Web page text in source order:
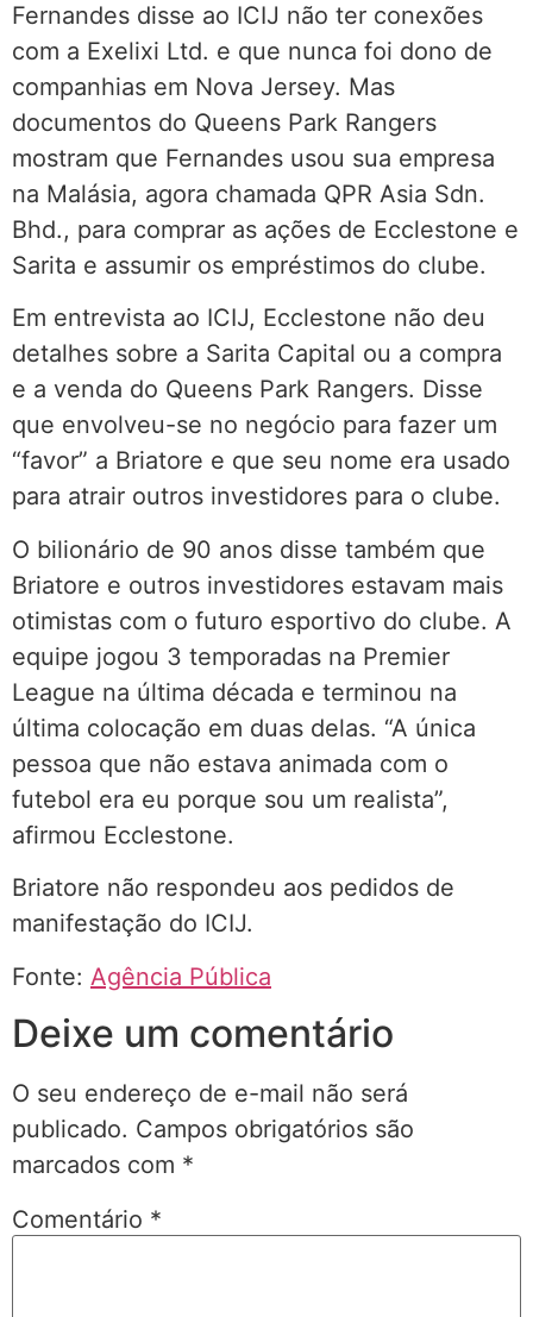
Fernandes disse ao ICIJ não ter conexões
com a Exelixi Ltd. e que nunca foi dono de
companhias em Nova Jersey. Mas
documentos do Queens Park Rangers
mostram que Fernandes usou sua empresa
na Malásia, agora chamada QPR Asia Sdn.
Bhd., para comprar as ações de Ecclestone e
Sarita e assumir os empréstimos do clube.
Em entrevista ao ICIJ, Ecclestone não deu
detalhes sobre a Sarita Capital ou a compra
e a venda do Queens Park Rangers. Disse
que envolveu-se no negócio para fazer um
“favor” a Briatore e que seu nome era usado
para atrair outros investidores para o clube.
O bilionário de 90 anos disse também que
Briatore e outros investidores estavam mais
otimistas com o futuro esportivo do clube. A
equipe jogou 3 temporadas na Premier
League na última década e terminou na
última colocação em duas delas. “A única
pessoa que não estava animada com o
futebol era eu porque sou um realista”,
afirmou Ecclestone.
Briatore não respondeu aos pedidos de
manifestação do ICIJ.
Fonte: Agência Pública
Deixe um comentário
O seu endereço de e-mail não será
publicado. Campos obrigatórios são
marcados com *
Comentário *